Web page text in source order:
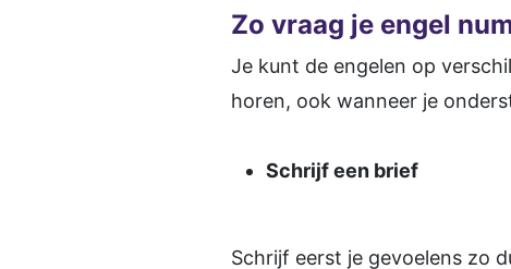
Zo vraag je engel
Je kunt de engelen op
horen, ook wanneer je
Schrijf een brief
Schrijf eerst je gevoelens zo